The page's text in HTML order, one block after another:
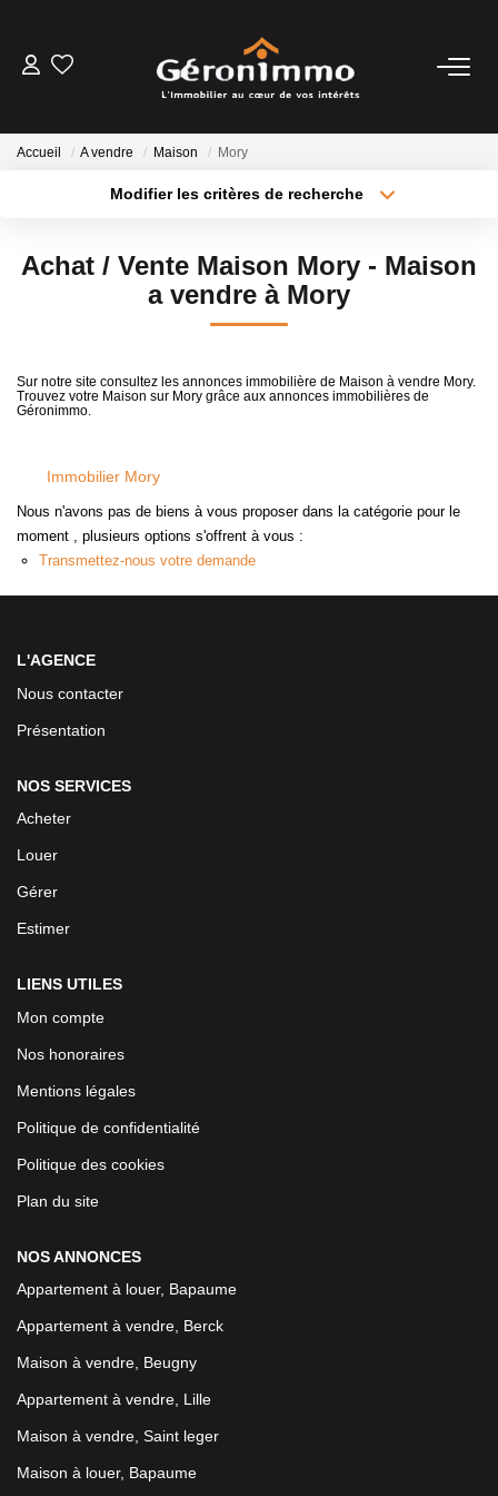
NOTRE AGENCE
Accueil A vendre Maison Mory
Modifier les critères de recherche
Type de bien
Surface min
Créer une alerte
Achat / Vente Maison Mory - Maison
a vendre à Mory
Sur notre site consultez les annonces immobilière de Maison à vendre Mory.
Trouvez votre Maison sur Mory grâce aux annonces immobilières de
Géronimmo.
Immobilier Mory
Nous n'avons pas de biens à vous proposer dans la catégorie pour le
moment , plusieurs options s'offrent à vous :
Transmettez-nous votre demande
L'AGENCE
Nous contacter
Présentation
NOS SERVICES
Acheter
Louer
Gérer
Estimer
LIENS UTILES
Mon compte
Nos honoraires
Mentions légales
Politique de confidentialité
Politique des cookies
Plan du site
NOS ANNONCES
Appartement à louer, Bapaume
Appartement à vendre, Berck
Maison à vendre, Beugny
Appartement à vendre, Lille
Maison à vendre, Saint leger
Maison à louer, Bapaume